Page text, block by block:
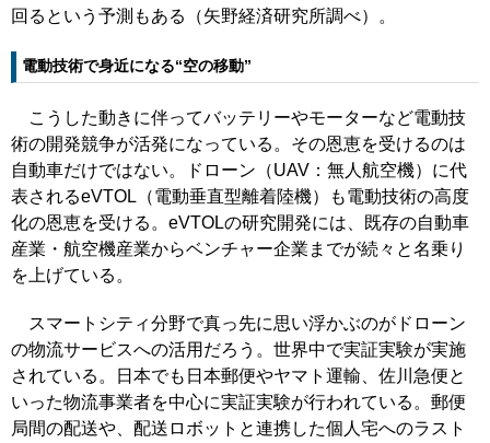
回るという予測もある（矢野経済研究所調べ）。
電動技術で身近になる“空の移動”
こうした動きに伴ってバッテリーやモーターなど電動技
術の開発競争が活発になっている。その恩恵を受けるのは
自動車だけではない。ドローン（UAV：無人航空機）に代
表されるeVTOL（電動垂直型離着陸機）も電動技術の高度
化の恩恵を受ける。eVTOLの研究開発には、既存の自動車
産業・航空機産業からベンチャー企業までが続々と名乗り
を上げている。
スマートシティ分野で真っ先に思い浮かぶのがドローン
の物流サービスへの活用だろう。世界中で実証実験が実施
されている。日本でも日本郵便やヤマト運輸、佐川急便と
いった物流事業者を中心に実証実験が行われている。郵便
局間の配送や、配送ロボットと連携した個人宅へのラスト